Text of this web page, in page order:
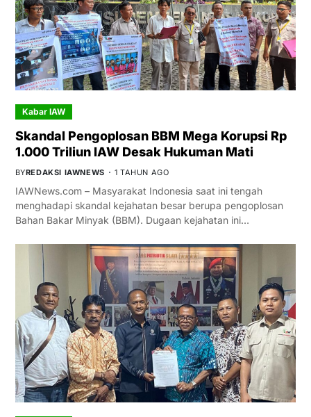
Kabar IAW
Skandal Pengoplosan BBM Mega Korupsi Rp
1.000 Triliun IAW Desak Hukuman Mati
BYREDAKSI IAWNEWS 1 TAHUN AGO
IAWNews.com – Masyarakat Indonesia saat ini tengah
menghadapi skandal kejahatan besar berupa pengoplosan
Bahan Bakar Minyak (BBM). Dugaan kejahatan ini…